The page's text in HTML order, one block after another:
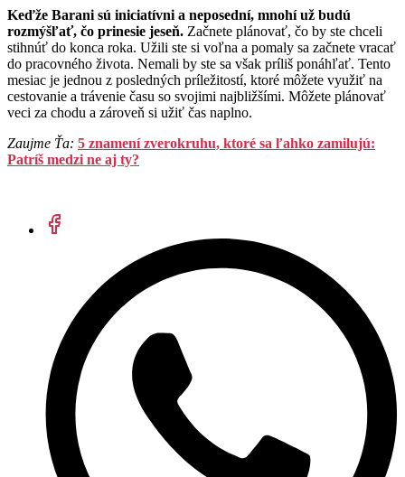
Keďže Barani sú iniciatívni a neposední, mnohí už budú
rozmýšľať, čo prinesie jeseň. Začnete plánovať, čo by ste chceli
stihnúť do konca roka. Užili ste si voľna a pomaly sa začnete vracať
do pracovného života. Nemali by ste sa však príliš ponáhľať. Tento
mesiac je jednou z posledných príležitostí, ktoré môžete využiť na
cestovanie a trávenie času so svojimi najbližšími. Môžete plánovať
veci za chodu a zároveň si užiť čas naplno.
Zaujme Ťa: 5 znamení zverokruhu, ktoré sa ľahko zamilujú:
Patríš medzi ne aj ty?